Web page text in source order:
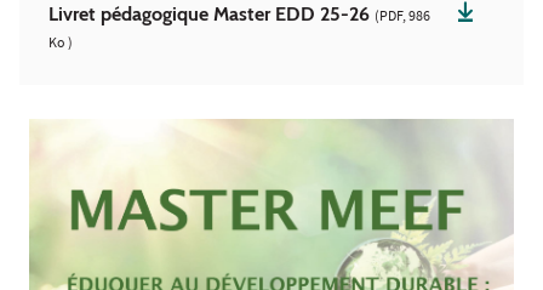
Livret pédagogique Master EDD 25-26 (PDF, 986
Ko )